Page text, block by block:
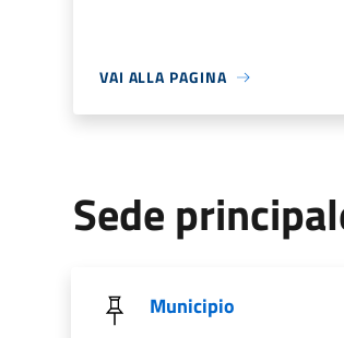
VAI ALLA PAGINA
Sede
Municipio